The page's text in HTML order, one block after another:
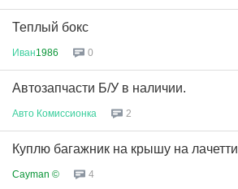
Теплый бокс
Иван1986 0
Автозапчасти Б/У в наличии.
Авто Комиссионка 2
Куплю багажник на крышу на лачетти
Cayman © 4